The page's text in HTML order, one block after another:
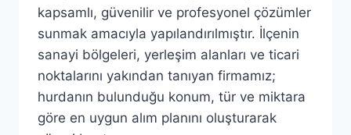
kapsamlı, güvenilir ve profesyonel çözümler
sunmak amacıyla yapılandırılmıştır. İlçenin
sanayi bölgeleri, yerleşim alanları ve ticari
noktalarını yakından tanıyan firmamız;
hurdanın bulunduğu konum, tür ve miktara
göre en uygun alım planını oluşturarak